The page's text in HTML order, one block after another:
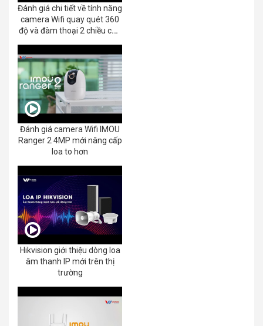
Đánh giá chi tiết về tính năng
camera Wifi quay quét 360
độ và đàm thoại 2 chiều của
Đánh giá camera Wifi IMOU
Ranger 2 4MP mới nâng cấp
loa to hơn
Hikvision giới thiệu dòng loa
âm thanh IP mới trên thị
trường